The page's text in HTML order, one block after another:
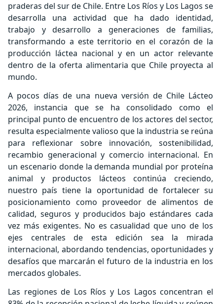
praderas del sur de Chile. Entre Los Ríos y Los Lagos se
desarrolla una actividad que ha dado identidad,
trabajo y desarrollo a generaciones de familias,
transformando a este territorio en el corazón de la
producción láctea nacional y en un actor relevante
dentro de la oferta alimentaria que Chile proyecta al
mundo.
A pocos días de una nueva versión de Chile Lácteo
2026, instancia que se ha consolidado como el
principal punto de encuentro de los actores del sector,
resulta especialmente valioso que la industria se reúna
para reflexionar sobre innovación, sostenibilidad,
recambio generacional y comercio internacional. En
un escenario donde la demanda mundial por proteína
animal y productos lácteos continúa creciendo,
nuestro país tiene la oportunidad de fortalecer su
posicionamiento como proveedor de alimentos de
calidad, seguros y producidos bajo estándares cada
vez más exigentes. No es casualidad que uno de los
ejes centrales de esta edición sea la mirada
internacional, abordando tendencias, oportunidades y
desafíos que marcarán el futuro de la industria en los
mercados globales.
Las regiones de Los Ríos y Los Lagos concentran el